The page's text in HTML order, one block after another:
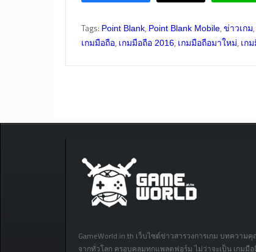
Tags: Point Blank, Point Blank Mobile, ข่าวเกม,
เกมมือถือ, เกมมือถือ 2016, เกมมือถือมาใหม่, เก
GameWorld.in.th เว็บไซต์ข่าวสารวงการเกม บทความ
จากทั่วโลก ครอบคลุมทุกแพลตฟอร์ม ไม่ว่าจะเป็น เกมมือ